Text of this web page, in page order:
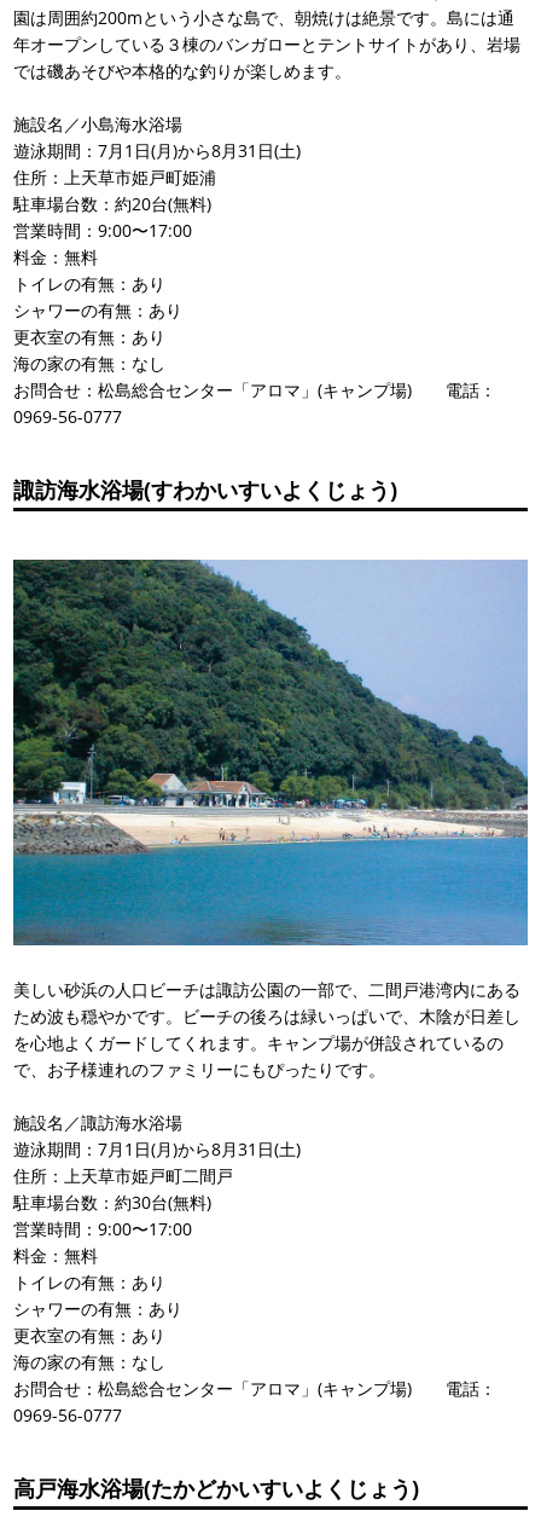
園は周囲約200mという小さな島で、朝焼けは絶景です。島には通
年オープンしている３棟のバンガローとテントサイトがあり、岩場
では磯あそびや本格的な釣りが楽しめます。
施設名／小島海水浴場
遊泳期間：7月1日(月)から8月31日(土)
住所：上天草市姫戸町姫浦
駐車場台数：約20台(無料)
営業時間：9:00〜17:00
料金：無料
トイレの有無：あり
シャワーの有無：あり
更衣室の有無：あり
海の家の有無：なし
お問合せ：松島総合センター「アロマ」(キャンプ場) 電話：
0969-56-0777
諏訪海水浴場(すわかいすいよくじょう)
美しい砂浜の人口ビーチは諏訪公園の一部で、二間戸港湾内にある
ため波も穏やかです。ビーチの後ろは緑いっぱいで、木陰が日差し
を心地よくガードしてくれます。キャンプ場が併設されているの
で、お子様連れのファミリーにもぴったりです。
施設名／諏訪海水浴場
遊泳期間：7月1日(月)から8月31日(土)
住所：上天草市姫戸町二間戸
駐車場台数：約30台(無料)
営業時間：9:00〜17:00
料金：無料
トイレの有無：あり
シャワーの有無：あり
更衣室の有無：あり
海の家の有無：なし
お問合せ：松島総合センター「アロマ」(キャンプ場) 電話：
0969-56-0777
高戸海水浴場(たかどかいすいよくじょう)